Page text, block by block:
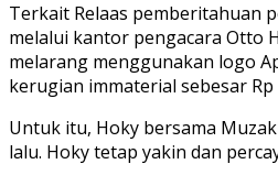
Terkait Relaas pemberitahuan
melalui kantor pengacara Otto
melarang menggunakan logo
kerugian immaterial sebesar Rp
Untuk itu, Hoky bersama
lalu. Hoky tetap yakin dan